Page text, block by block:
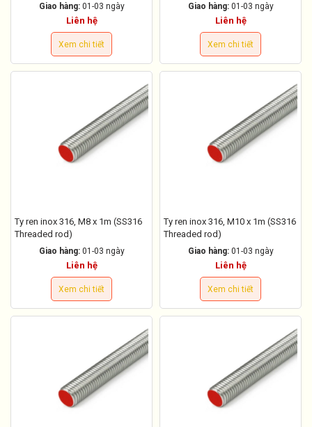
Giao hàng: 01-03 ngày
Liên hệ
Xem chi tiết
Giao hàng: 01-03 ngày
Liên hệ
Xem chi tiết
Ty ren inox 316, M8 x 1m (SS316
Threaded rod)
Giao hàng: 01-03 ngày
Liên hệ
Xem chi tiết
Ty ren inox 316, M10 x 1m (SS316
Threaded rod)
Giao hàng: 01-03 ngày
Liên hệ
Xem chi tiết